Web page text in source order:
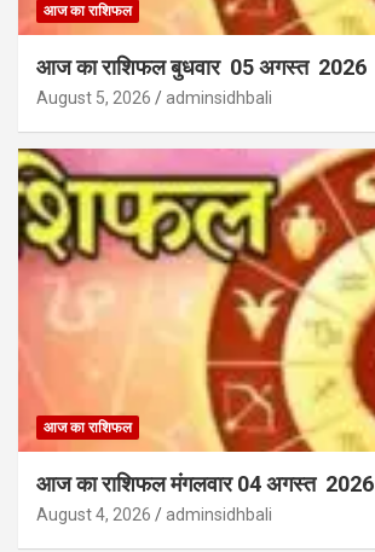
आज का राशिफल
आज का राशिफल बुधवार 05 अगस्त 2026
August 5, 2026 adminsidhbali
आज का राशिफल
आज का राशिफल मंगलवार 04 अगस्त 2026
August 4, 2026 adminsidhbali